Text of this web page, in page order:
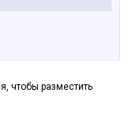
чтобы разместить